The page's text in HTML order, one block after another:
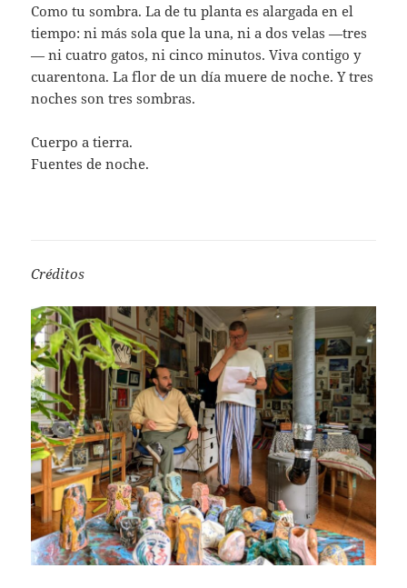
Como tu sombra. La de tu planta es alargada en el
tiempo: ni más sola que la una, ni a dos velas —tres
— ni cuatro gatos, ni cinco minutos. Viva contigo y
cuarentona. La flor de un día muere de noche. Y tres
noches son tres sombras.
Cuerpo a tierra.
Fuentes de noche.
Créditos